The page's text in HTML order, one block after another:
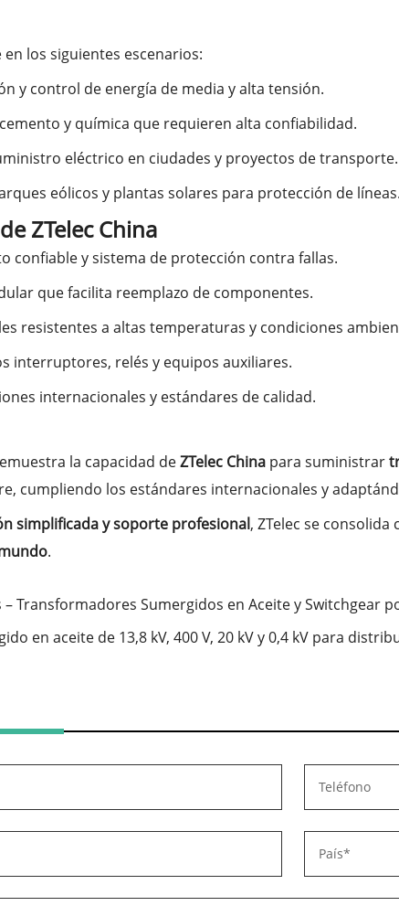
los siguientes escenarios:
y control de energía de media y alta tensión.
y química que requieren alta confiabilidad.
eléctrico en ciudades y proyectos de transporte.
eólicos y plantas solares para protección de líneas.
ZTelec China
confiable y sistema de protección contra fallas.
que facilita reemplazo de componentes.
resistentes a altas temperaturas y condiciones
interruptores, relés y equipos auxiliares.
internacionales y estándares de calidad.
la capacidad deZTelec Chinapara suministrar
cumpliendo los estándares internacionales y
simplificada y soporte profesional, ZTelec se consolida
.
Transformadores Sumergidos en Aceite y Switchgear
en aceite de 13,8 kV, 400 V, 20 kV y 0,4 kV para